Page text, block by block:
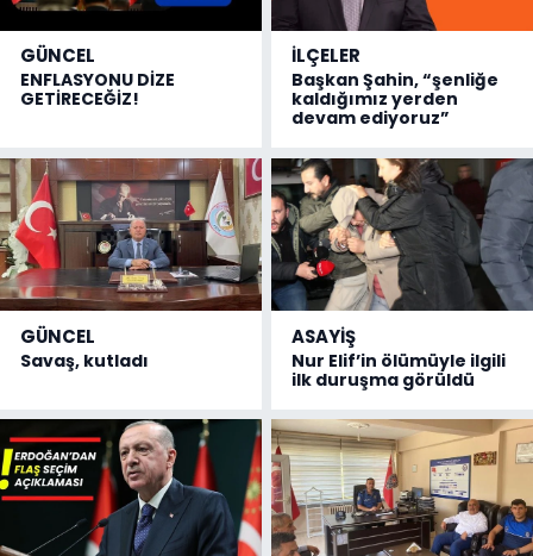
GÜNCEL
ENFLASYONU DİZE
GETİRECEĞİZ!
İLÇELER
Başkan Şahin, “şenliğe
kaldığımız yerden
devam ediyoruz”
GÜNCEL
Savaş, kutladı
ASAYİŞ
Nur Elif’in ölümüyle ilgili
ilk duruşma görüldü